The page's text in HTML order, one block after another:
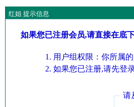
红姐 提示信息
如果您已注册会员,请直接在底
用户组权限：你所属
如果您已注册,请先登
请